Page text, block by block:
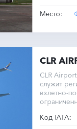
Место:
CLR
CLR
служит
взлетно-
Код IATA: